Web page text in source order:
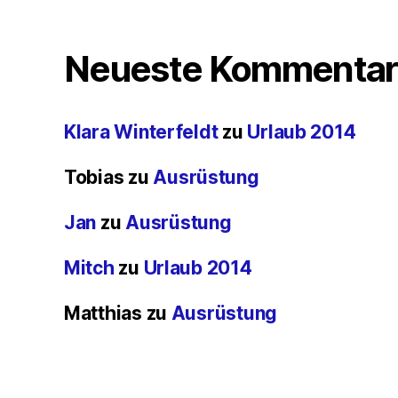
Neueste
Klara Winterfeldtzu Urlaub 2014
Tobias zu Ausrüstung
Jan zu Ausrüstung
Mitch zu Urlaub 2014
Matthias zu Ausrüstung